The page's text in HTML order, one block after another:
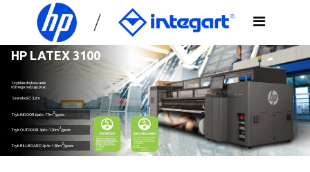
HP LATEX 3100
Szybkie drukowanie
różnego rodzaju prac
Szerokość: 3,2m
TrybINDOOR6p6c: 77m2/godz.
TrybOUTDOOR3p6c: 120m2/godz.
TrybBILLBOARD2p4c: 180m2/godz.